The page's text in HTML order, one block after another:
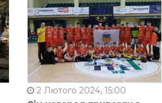
2 Лютого 2024, 15:00